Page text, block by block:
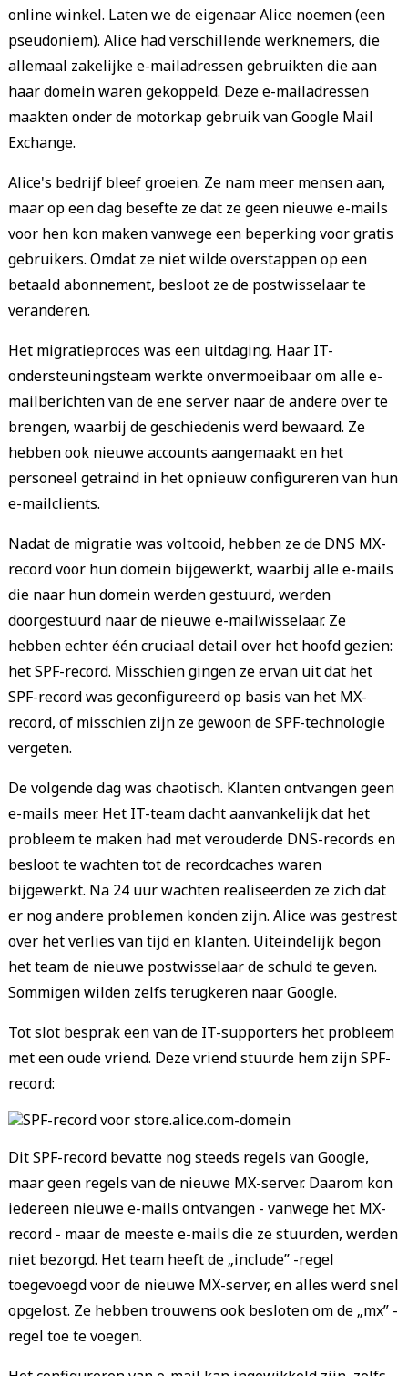
online winkel. Laten we de eigenaar Alice noemen (een
pseudoniem). Alice had verschillende werknemers, die
allemaal zakelijke e-mailadressen gebruikten die aan
haar domein waren gekoppeld. Deze e-mailadressen
maakten onder de motorkap gebruik van Google Mail
Exchange.
Alice's bedrijf bleef groeien. Ze nam meer mensen aan,
maar op een dag besefte ze dat ze geen nieuwe e-mails
voor hen kon maken vanwege een beperking voor gratis
gebruikers. Omdat ze niet wilde overstappen op een
betaald abonnement, besloot ze de postwisselaar te
veranderen.
Het migratieproces was een uitdaging. Haar IT-
ondersteuningsteam werkte onvermoeibaar om alle e-
mailberichten van de ene server naar de andere over te
brengen, waarbij de geschiedenis werd bewaard. Ze
hebben ook nieuwe accounts aangemaakt en het
personeel getraind in het opnieuw configureren van hun
e-mailclients.
Nadat de migratie was voltooid, hebben ze de DNS MX-
record voor hun domein bijgewerkt, waarbij alle e-mails
die naar hun domein werden gestuurd, werden
doorgestuurd naar de nieuwe e-mailwisselaar. Ze
hebben echter één cruciaal detail over het hoofd gezien:
het SPF-record. Misschien gingen ze ervan uit dat het
SPF-record was geconfigureerd op basis van het MX-
record, of misschien zijn ze gewoon de SPF-technologie
vergeten.
De volgende dag was chaotisch. Klanten ontvangen geen
e-mails meer. Het IT-team dacht aanvankelijk dat het
probleem te maken had met verouderde DNS-records en
besloot te wachten tot de recordcaches waren
bijgewerkt. Na 24 uur wachten realiseerden ze zich dat
er nog andere problemen konden zijn. Alice was gestrest
over het verlies van tijd en klanten. Uiteindelijk begon
het team de nieuwe postwisselaar de schuld te geven.
Sommigen wilden zelfs terugkeren naar Google.
Tot slot besprak een van de IT-supporters het probleem
met een oude vriend. Deze vriend stuurde hem zijn SPF-
record:
Dit SPF-record bevatte nog steeds regels van Google,
maar geen regels van de nieuwe MX-server. Daarom kon
iedereen nieuwe e-mails ontvangen - vanwege het MX-
record - maar de meeste e-mails die ze stuurden, werden
niet bezorgd. Het team heeft de „include” -regel
toegevoegd voor de nieuwe MX-server, en alles werd snel
opgelost. Ze hebben trouwens ook besloten om de „mx” -
regel toe te voegen.